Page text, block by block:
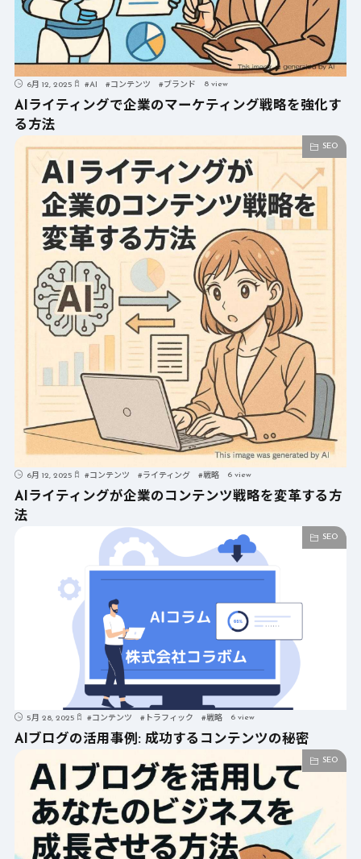
6月 12, 2025 #AI #コンテンツ #ブランド 8 view
AIライティングで企業のマーケティング戦略を強化す
る方法
SEO
6月 12, 2025 #コンテンツ #ライティング #戦略 6 view
AIライティングが企業のコンテンツ戦略を変革する方
法
SEO
5月 28, 2025 #コンテンツ #トラフィック #戦略 6 view
AIブログの活用事例: 成功するコンテンツの秘密
SEO